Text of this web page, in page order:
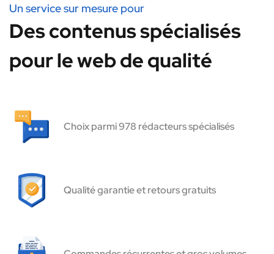
Un service sur mesure pour
Des contenus spécialisés
pour le web de qualité
Choix parmi 978 rédacteurs spécialisés
Qualité garantie et retours gratuits